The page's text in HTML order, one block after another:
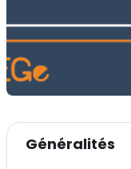
Résumé de
Généralités